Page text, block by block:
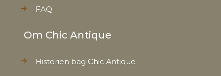
FAQ
Om Chic Antique
Historien bag Chic Antique